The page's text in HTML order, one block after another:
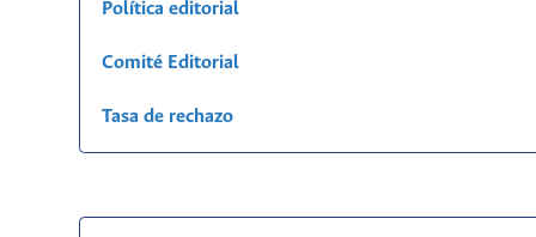
Política editorial
Comité Editorial
Tasa de rechazo